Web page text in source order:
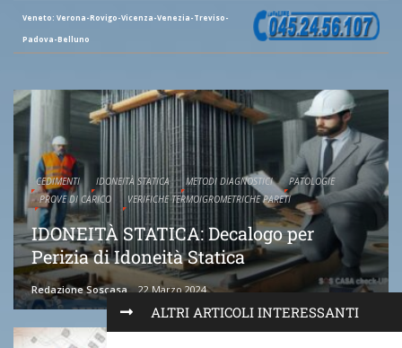
ALTRI ARTICOLI INTERESSANTI
Veneto: Verona-Rovigo-Vicenza-Venezia-Treviso-
Padova-Belluno
CEDIMENTI IDONEITÀ STATICA METODI DIAGNOSTICI
PATOLOGIE
PROVE DI CARICO
VERIFICHE TERMOIGROMETRICHE PARETI
IDONEITÀ STATICA: Decalogo per
Perizia di Idoneità Statica
Redazione Soscasa 22 Marzo 2024